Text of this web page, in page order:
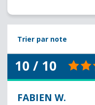
Trier par note
10 / 10
FABIEN W.